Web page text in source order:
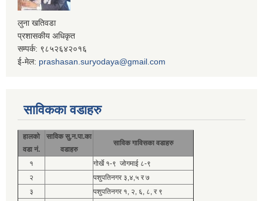
लुना खतिवडा
प्रशासकीय अधिकृत
सम्पर्क: ९८५२६४२०१६
ई-मेल: prashasan.suryodaya@gmail.com
साविकका वडाहरु
हालको
वडा नं.
साविक सु.न.पा.का
वडाहरु
साविक गाविसका वडाहरु
१
गोर्खे १-९ जोगमाई ८-९
२
पशुपतिनगर ३,४,५ र ७
३
पशुपतिनगर १, २, ६, ८, र ९